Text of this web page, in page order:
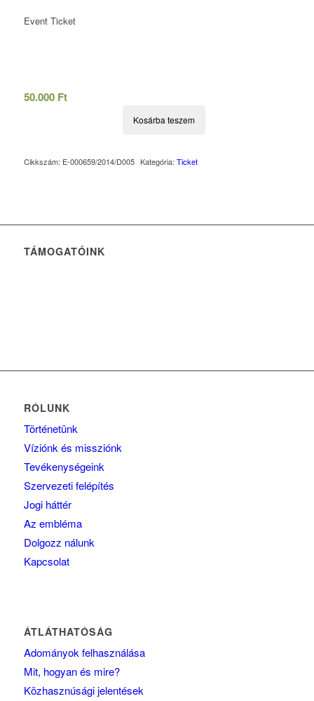
Event Ticket
50.000 Ft
Kosárba teszem
Cikkszám: E-000659/2014/D005 Kategória: Ticket
TÁMOGATÓINK
RÓLUNK
Történetünk
Víziónk és missziónk
Tevékenységeink
Szervezeti felépítés
Jogi háttér
Az embléma
Dolgozz nálunk
Kapcsolat
ÁTLÁTHATÓSÁG
Adományok felhasználása
Mit, hogyan és mire?
Közhasznúsági jelentések